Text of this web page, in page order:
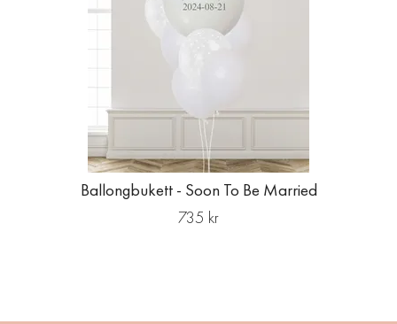
Ballongbukett - Soon To Be Married
735 kr